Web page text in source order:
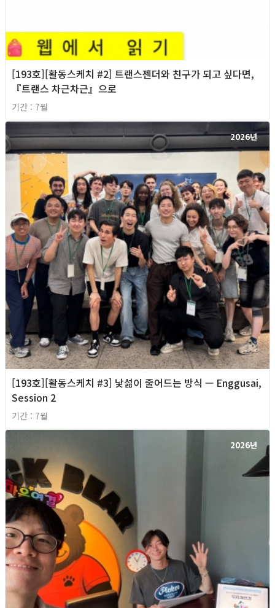
[193호][활동스케치 #2] 트랜스젠더와 친구가 되고 싶다면,
『트랜스 차근차근』으로
기간 : 7월
2026년
[193호][활동스케치 #3] 낯섦이 줄어드는 방식 — Enggusai,
Session 2
기간 : 7월
2026년